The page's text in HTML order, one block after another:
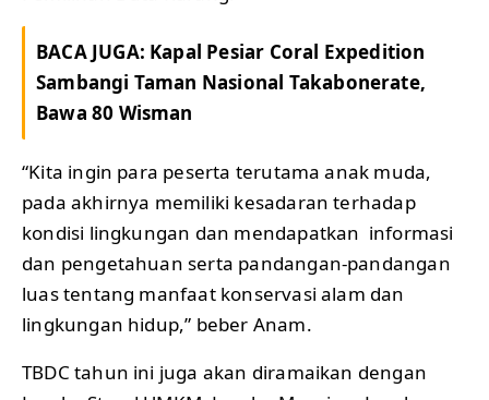
BACA JUGA: Kapal Pesiar Coral Expedition
Sambangi Taman Nasional Takabonerate,
Bawa 80 Wisman
“Kita ingin para peserta terutama anak muda,
pada akhirnya memiliki kesadaran terhadap
kondisi lingkungan dan mendapatkan informasi
dan pengetahuan serta pandangan-pandangan
luas tentang manfaat konservasi alam dan
lingkungan hidup,” beber Anam.
TBDC tahun ini juga akan diramaikan dengan